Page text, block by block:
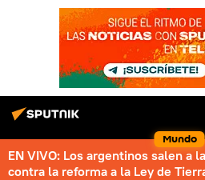
Mundo
EN VIVO: Los argentinos salen a
contra la reforma a la Ley de